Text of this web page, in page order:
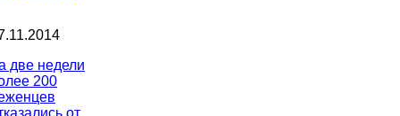
две недели
200